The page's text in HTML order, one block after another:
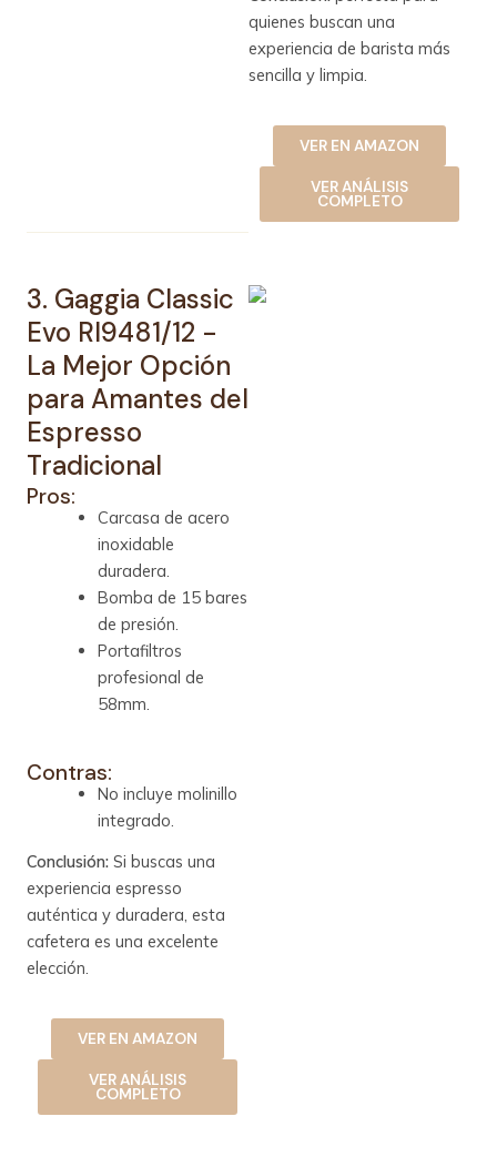
quienes buscan una
experiencia de barista más
sencilla y limpia.
VER EN AMAZON
VER ANÁLISIS
COMPLETO
3. Gaggia Classic
Evo RI9481/12 -
La Mejor Opción
para Amantes del
Espresso
Tradicional
Pros:
Carcasa de acero
inoxidable
duradera.
Bomba de 15 bares
de presión.
Portafiltros
profesional de
58mm.
Contras:
No incluye molinillo
integrado.
Conclusión: Si buscas una
experiencia espresso
auténtica y duradera, esta
cafetera es una excelente
elección.
VER EN AMAZON
VER ANÁLISIS
COMPLETO